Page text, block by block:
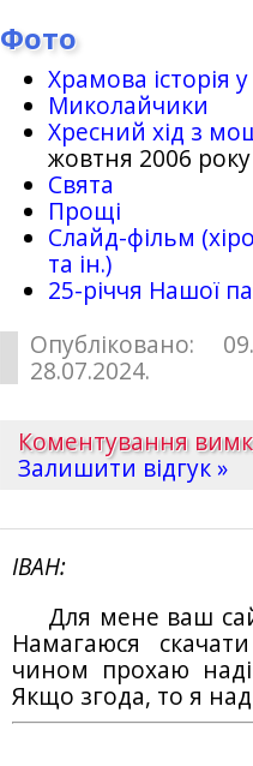
Фото
Храмова історія
Миколайчики
Хресний хід з
жовтня 2006 року
Свята
Прощі
Слайд-фільм
та ін.)
25-рiччя Нашої
Опубліковано:
28.07.2024.
Коментування
Залишити відгук »
ІВАН
Для мене ваш
Намагаюся
чином прохаю
Якщо згода, то я